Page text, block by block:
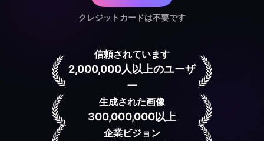
クレジットカードは不要です
信頼されています
2,000,000人以上のユーザ
ー
生成された画像
300,000,000以上
企業ビジョン